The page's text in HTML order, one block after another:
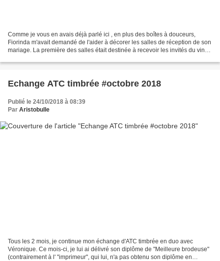
Comme je vous en avais déjà parlé ici , en plus des boîtes à douceurs,
Fiorinda m'avait demandé de l'aider à décorer les salles de réception de son
mariage. La première des salles était destinée à recevoir les invités du vin
Echange ATC timbrée #octobre 2018
Publié le 24/10/2018 à 08:39
Par Aristobulle
Tous les 2 mois, je continue mon échange d'ATC timbrée en duo avec
Véronique. Ce mois-ci, je lui ai délivré son diplôme de "Meilleure brodeuse"
(contrairement à l' "imprimeur", qui lui, n'a pas obtenu son diplôme en